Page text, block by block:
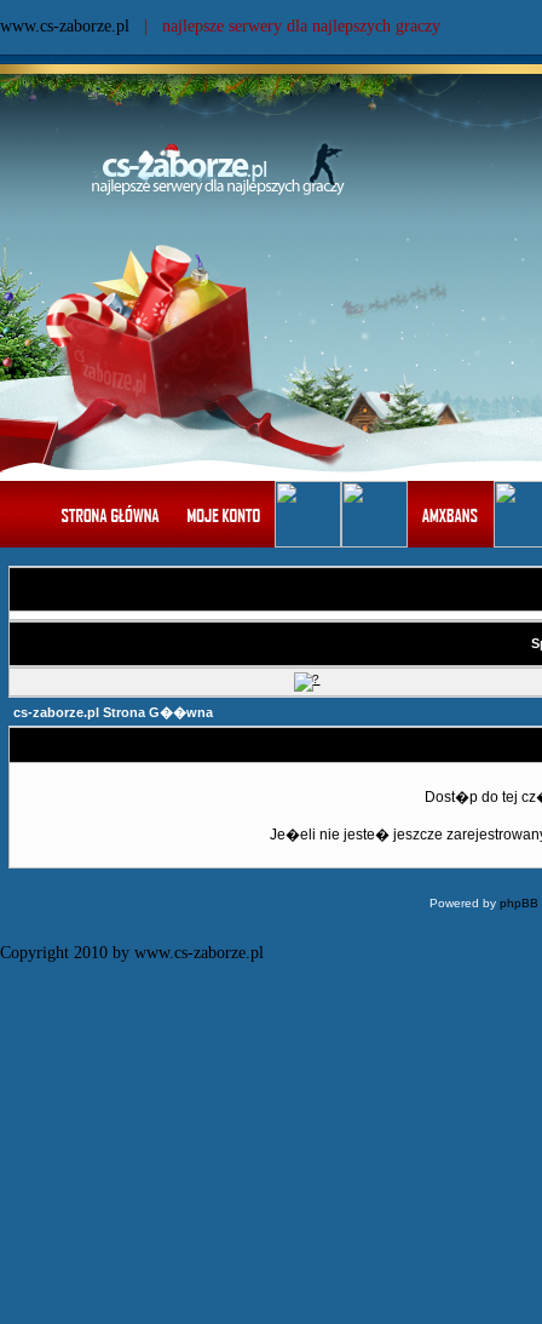
www.cs-zaborze.pl | najlepsze serwery dla najlepszych graczy
cs-zaborze.pl Strona G��wna
Dost�p do tej
Je�eli nie jeste� jeszcze
Powered byphpBB
Copyright 2010 by www.cs-zaborze.pl